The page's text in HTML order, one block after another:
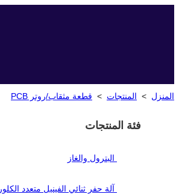
المنزل > المنتجات > قطعة مثقاب/روتر PCB
فئة المنتجات
البترول والغاز
آلة حفر ثنائي الفينيل متعدد الكلور